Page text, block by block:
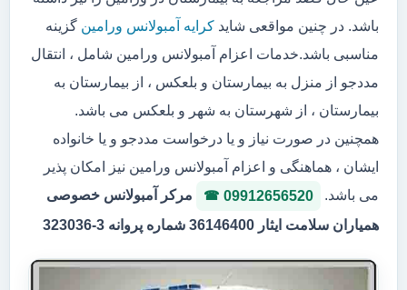
باشد. در چنین مواقعی شاید کرایه آمبولانس ورامین گزینه
مناسبی باشد.خدمات اعزام آمبولانس ورامین شامل ، انتقال
مددجو از منزل به بیمارستان و بلعکس ، از بیمارستان به
بیمارستان ، از شهرستان به شهر و بلعکس می باشد.
همچنین در صورت نیاز و یا درخواست مددجو و یا خانواده
ایشان ، هماهنگی و اعزام آمبولانس ورامین نیز امکان پذیر
می باشد.
09912656520
مرکر آمبولانس خصوصی
همیاران سلامت ایثار 36146400 شماره پروانه 3-323036